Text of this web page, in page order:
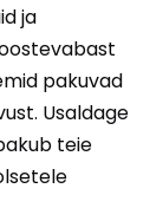
ja
pakuvad
Usaldage
teie